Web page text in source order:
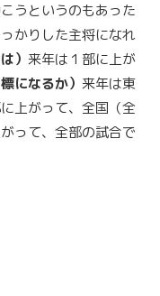
うというのもあった
かりした主将になれ
） 来年は１部に上が
になるか） 来年は東
上がって、全国（全
って、全部の試合で